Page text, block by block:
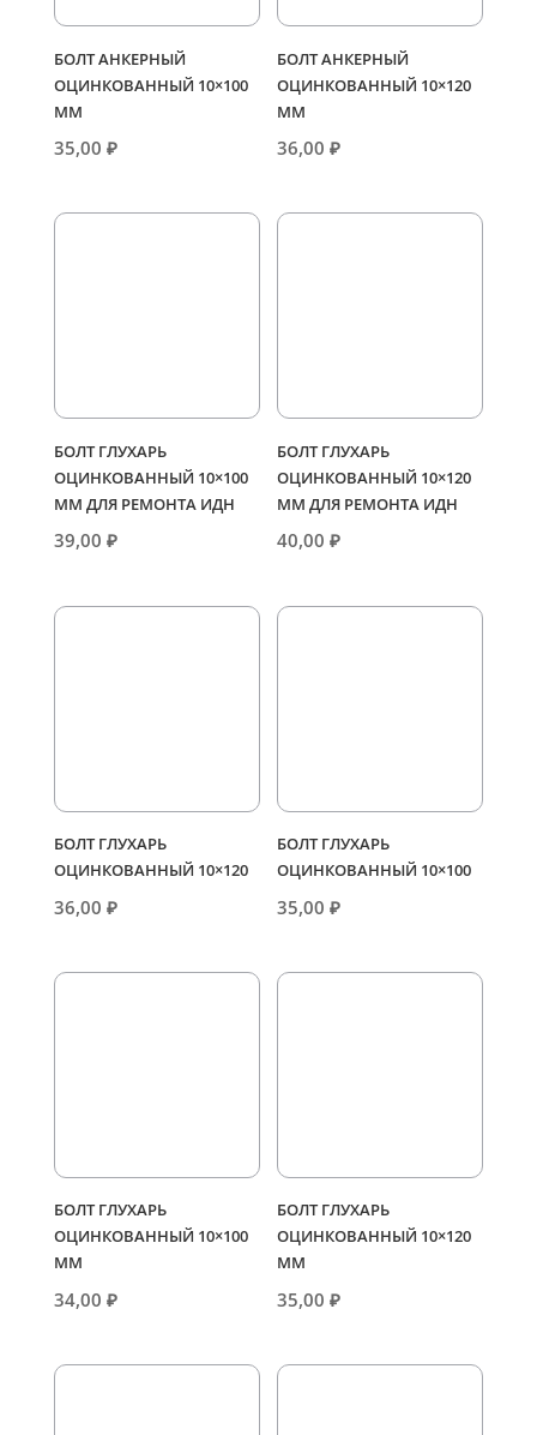
БОЛТ АНКЕРНЫЙ
ОЦИНКОВАННЫЙ 10×100
ММ
35,00 ₽
БОЛТ АНКЕРНЫЙ
ОЦИНКОВАННЫЙ 10×120
ММ
36,00₽
БОЛТ ГЛУХАРЬ
ОЦИНКОВАННЫЙ 10×100
ММ ДЛЯ РЕМОНТА ИДН
39,00 ₽
БОЛТ ГЛУХАРЬ
ОЦИНКОВАННЫЙ 10×120
ММ ДЛЯ РЕМОНТА ИДН
40,00₽
БОЛТ ГЛУХАРЬ
ОЦИНКОВАННЫЙ 10×120
36,00 ₽
БОЛТ ГЛУХАРЬ
ОЦИНКОВАННЫЙ 10×100
35,00₽
БОЛТ ГЛУХАРЬ
ОЦИНКОВАННЫЙ 10×100
ММ
34,00 ₽
БОЛТ ГЛУХАРЬ
ОЦИНКОВАННЫЙ 10×120
ММ
35,00₽